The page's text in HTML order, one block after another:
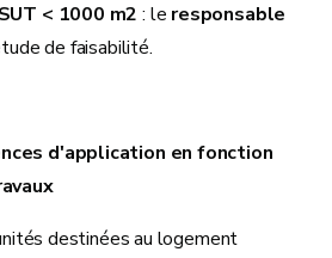
SUT < 1000 m2 : le responsable
de faisabilité.
d'application en fonction
destinées au logement